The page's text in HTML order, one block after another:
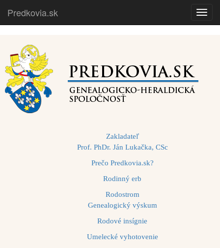
Predkovia.sk
Zakladateľ
Prof. PhDr. Ján Lukačka, CSc
Prečo Predkovia.sk?
Rodinný erb
Rodostrom
Genealogický výskum
Rodové insígnie
Umelecké vyhotovenie